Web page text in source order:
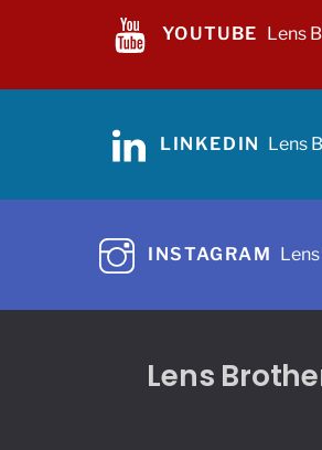
YOUTUBE Lens
LINKEDIN Lens
INSTAGRAM
Lens